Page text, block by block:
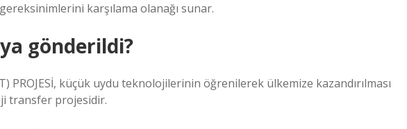
karşılama olanağı sunar.
gönderildi?
PROJESİ, küçük uydu teknolojilerinin öğrenilerek ülkemize kazandırılması
transfer projesidir.